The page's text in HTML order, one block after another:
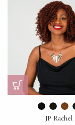
JP Rachel